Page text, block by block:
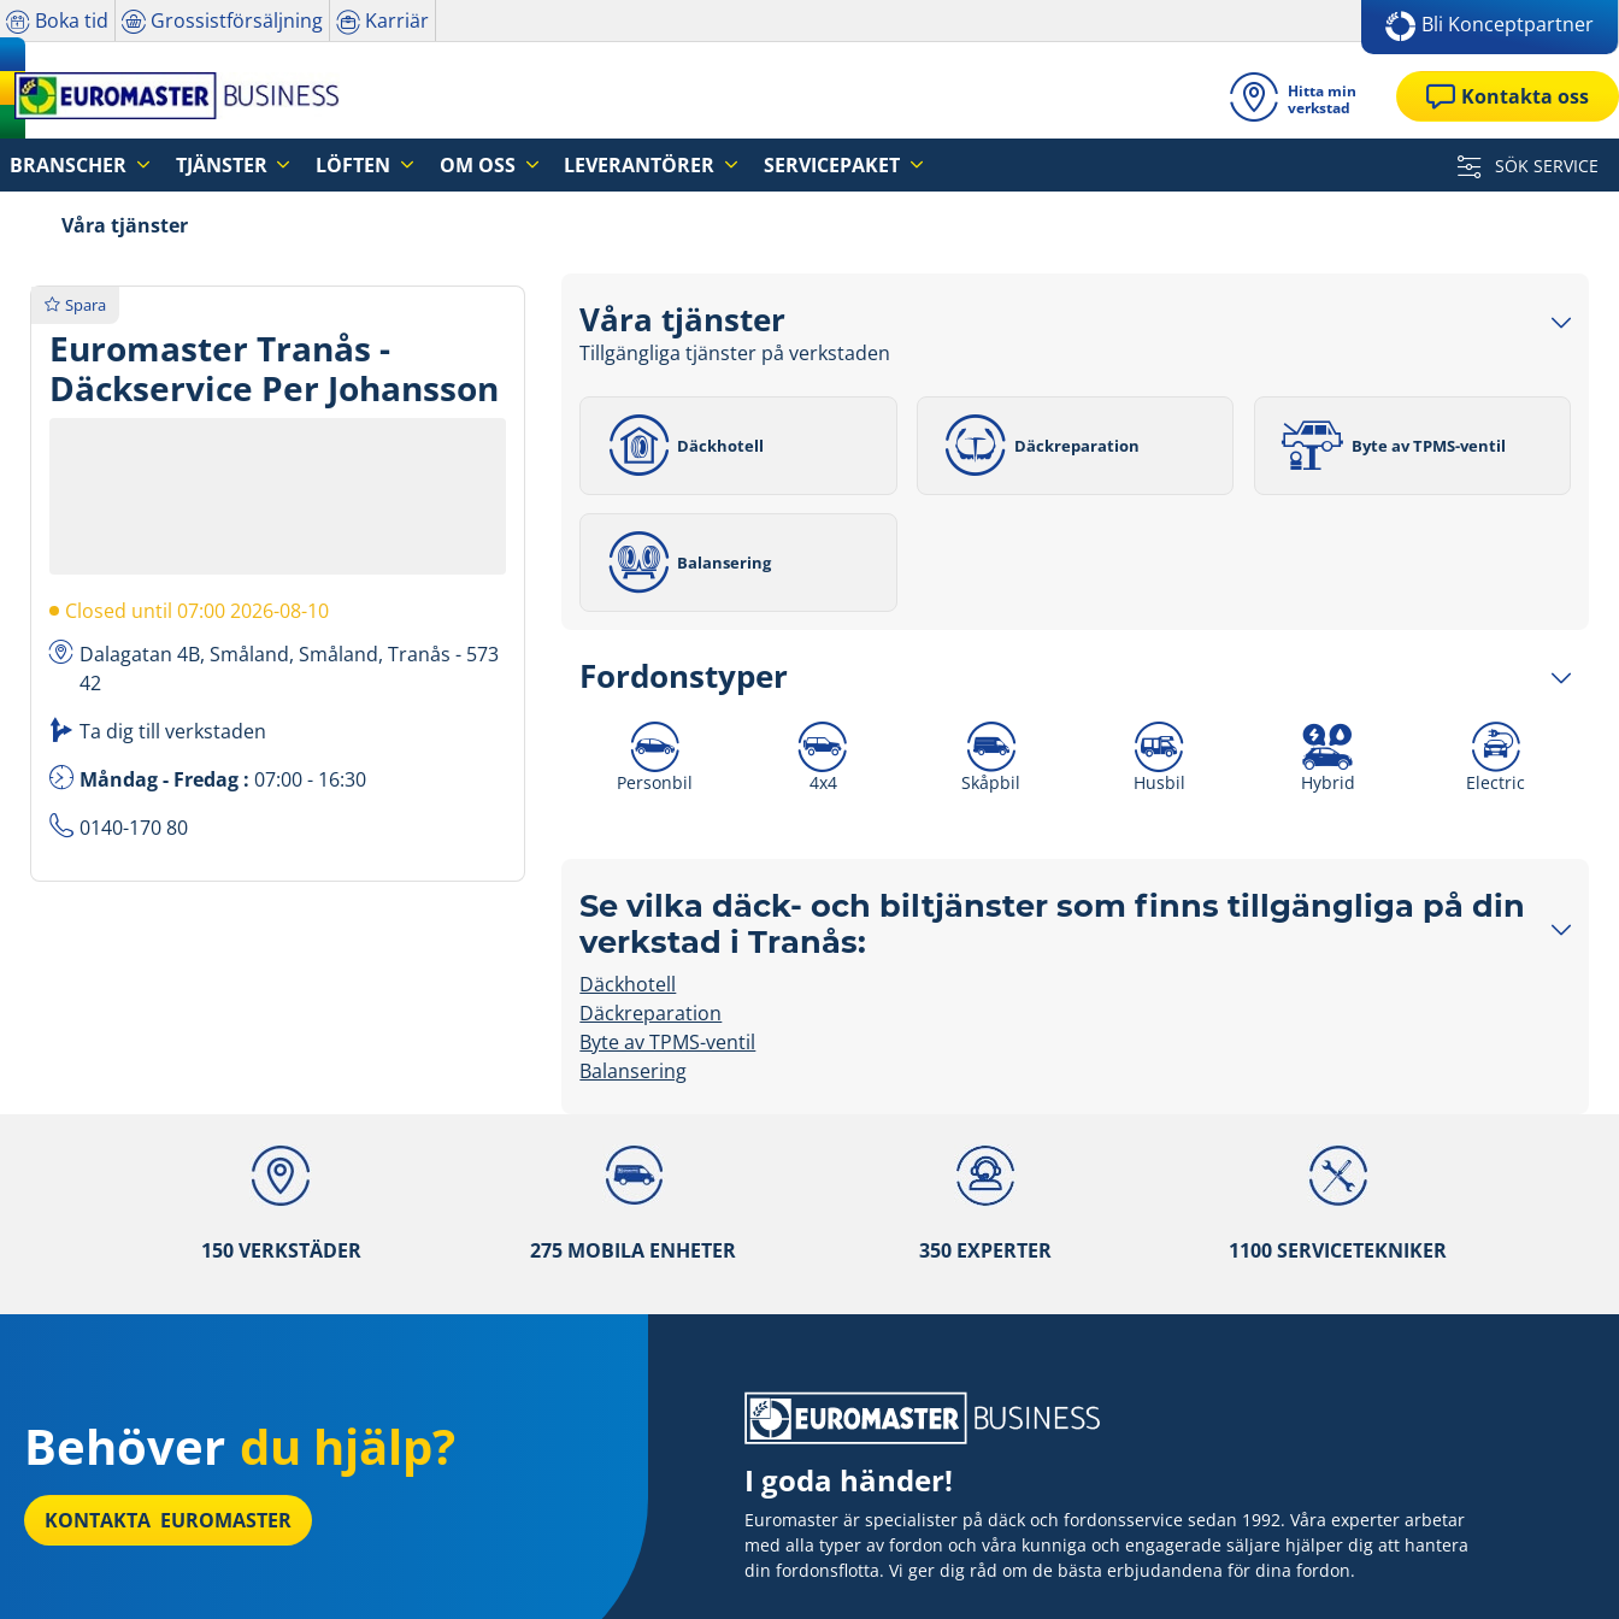
Boka tid Grossistförsäljning Karriär Bli Konceptpartner
Hitta min
verkstad
Kontakta oss
BRANSCHER TJÄNSTER LÖFTEN OM OSS LEVERANTÖRER SERVICEPAKET SÖK SERVICE
Våra tjänster
Spara
Euromaster Tranås -
Däckservice Per Johansson
Closed until 07:00 2026-08-10
Dalagatan 4B, Småland, Småland, Tranås - 573
42
Ta dig till verkstaden
Måndag - Fredag : 07:00 - 16:30
0140-170 80
Våra tjänster
Tillgängliga tjänster på verkstaden
Däckhotell Däckreparation Byte av TPMS-ventil
Balansering
Fordonstyper
Personbil 4x4 Skåpbil Husbil Hybrid Electric
Se vilka däck- och biltjänster som finns tillgängliga på din
verkstad i Tranås:
Däckhotell
Däckreparation
Byte av TPMS-ventil
Balansering
150 VERKSTÄDER 275 MOBILA ENHETER 350 EXPERTER 1100 SERVICETEKNIKER
Behöver du hjälp?
KONTAKTA EUROMASTER
I goda händer!
Euromaster är specialister på däck och fordonsservice sedan 1992. Våra experter arbetar
med alla typer av fordon och våra kunniga och engagerade säljare hjälper dig att hantera
din fordonsflotta. Vi ger dig råd om de bästa erbjudandena för dina fordon.